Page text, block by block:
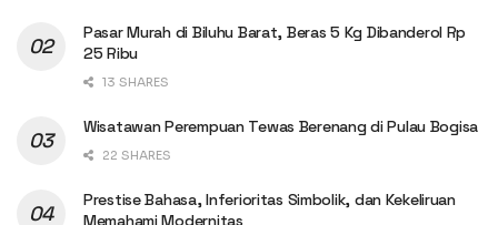
Pasar Murah di Biluhu Barat, Beras 5 Kg Dibanderol Rp
25 Ribu
13 SHARES
Wisatawan Perempuan Tewas Berenang di Pulau Bogisa
22 SHARES
Prestise Bahasa, Inferioritas Simbolik, dan Kekeliruan
Memahami Modernitas